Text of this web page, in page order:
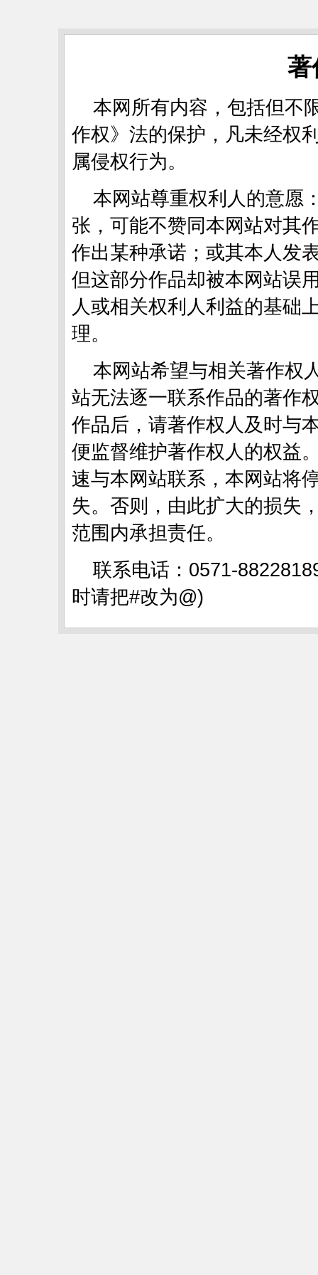
著
本网所有内容，包括但不
作权》法的保护，凡未经权
属侵权行为。
本网站尊重权利人的意愿
张，可能不赞同本网站对其
作出某种承诺；或其本人发
但这部分作品却被本网站误
人或相关权利人利益的基础
理。
本网站希望与相关著作权
站无法逐一联系作品的著作
作品后，请著作权人及时与
便监督维护著作权人的权益
速与本网站联系，本网站将
失。否则，由此扩大的损失
范围内承担责任。
联系电话：0571-
时请把#改为@)